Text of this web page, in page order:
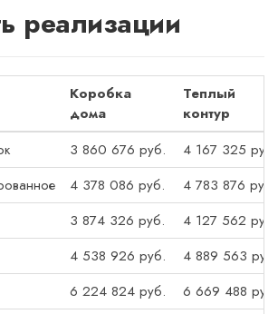
реализации
Коробка
дома
Теплый
контур
3 860 676 руб.
4 167 325 руб.
4 378 086 руб.
4 783 876 руб.
3 874 326 руб.
4 127 562 руб.
4 538 926 руб.
4 889 563 руб.
6 224 824 руб.
6 669 488 руб.